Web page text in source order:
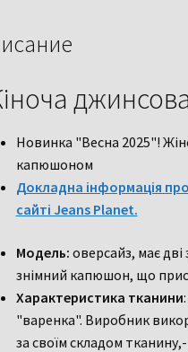
Новинка "Весна 2025"!
капюшоном
Докладна інформація
сайті Jeans Planet.
Модель: оверсайз, має дві
знімний капюшон, що
Характеристика тканини
"варенка". Виробник
за своїм складом